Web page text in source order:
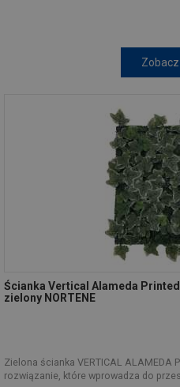
Ścianka Vertical Alameda
zielony NORTENE
Zielona ścianka VERTICAL ALAMEDA
rozwiązanie, które wprowadza do